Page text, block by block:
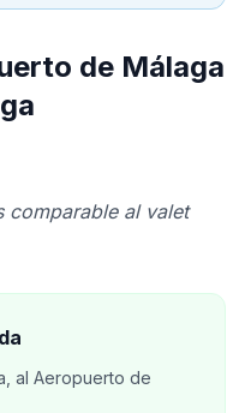
de Málaga
comparable al valet
al Aeropuerto de